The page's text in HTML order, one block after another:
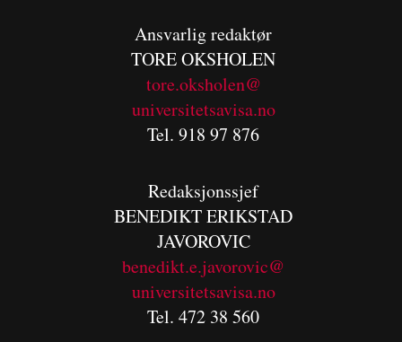
Ansvarlig redaktør
TORE OKSHOLEN
tore.oksholen@
universitetsavisa.no
Tel. 918 97 876
Redaksjonssjef
BENEDIKTERIKSTAD
JAVOROVIC
benedikt.e.javorovic@
universitetsavisa.no
Tel. 472 38 560